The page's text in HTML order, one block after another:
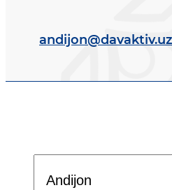
andijon@davaktiv.uz